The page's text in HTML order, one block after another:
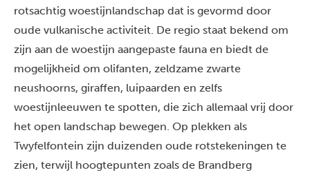
rotsachtig woestijnlandschap dat is gevormd door
oude vulkanische activiteit. De regio staat bekend om
zijn aan de woestijn aangepaste fauna en biedt de
mogelijkheid om olifanten, zeldzame zwarte
neushoorns, giraffen, luipaarden en zelfs
woestijnleeuwen te spotten, die zich allemaal vrij door
het open landschap bewegen. Op plekken als
Twyfelfontein zijn duizenden oude rotstekeningen te
zien, terwijl hoogtepunten zoals de Brandberg